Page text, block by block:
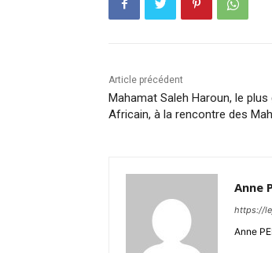
Article précédent
Mahamat Saleh Haroun, le
Africain, à la rencontre des
Anne
https://
Anne